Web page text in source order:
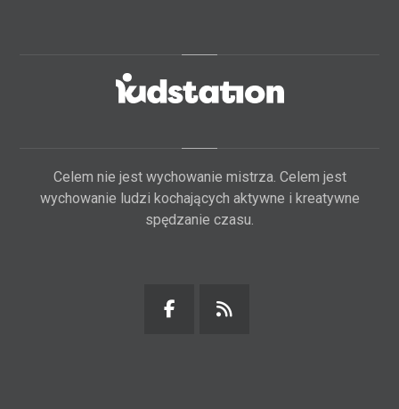
Celem nie jest wychowanie mistrza. Celem jest
wychowanie ludzi kochających aktywne i kreatywne
spędzanie czasu.